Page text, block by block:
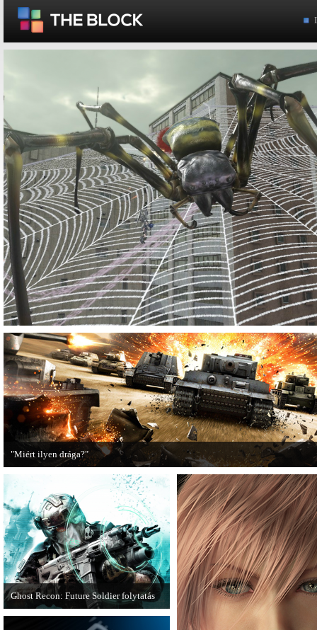
"Miért ilyen drága?"
A PC Guru utánajárt, miért kerülnek olyan sokba a AAA-kategóriás
Ghost Recon: Future Soldier folytatás
Több jel is utal arra, hogy készülőben